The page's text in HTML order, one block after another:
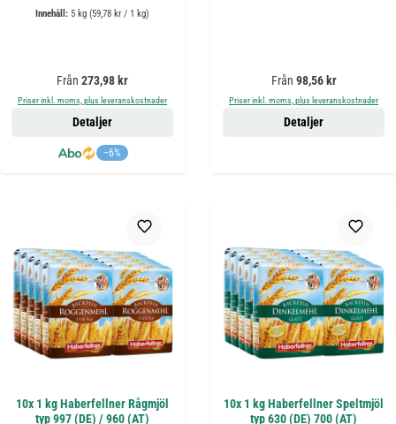
Innehåll: 5 kg (59,78 kr / 1 kg)
Ordinarie pris:
Från 273,98 kr
Priser inkl. moms, plus leveranskostnader
−6%
Detaljer
Ordinarie pris:
Från 98,56 kr
Priser inkl. moms, plus leveranskostnader
Detaljer
10x 1 kg Haberfellner Rågmjöl
typ 997 (DE) / 960 (AT)
10x 1 kg Haberfellner Speltmjöl
typ 630 (DE) 700 (AT)